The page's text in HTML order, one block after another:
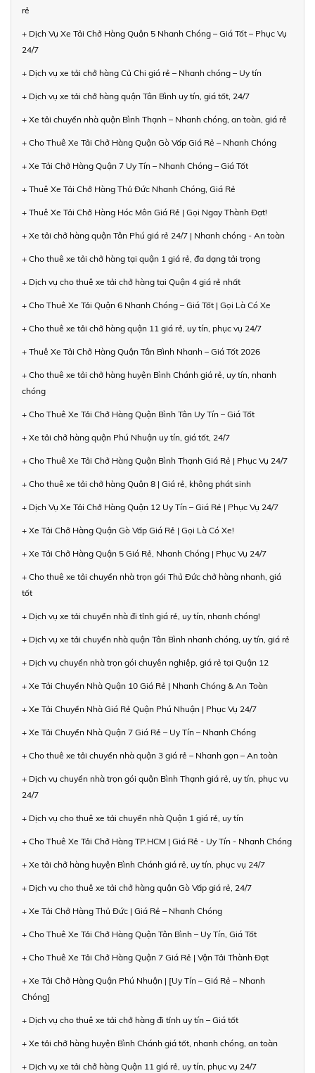
rẻ
+ Dịch Vụ Xe Tải Chở Hàng Quận 5 Nhanh Chóng – Giá Tốt – Phục Vụ
24/7
+ Dịch vụ xe tải chở hàng Củ Chi giá rẻ – Nhanh chóng – Uy tín
+ Dịch vụ xe tải chở hàng quận Tân Bình uy tín, giá tốt, 24/7
+ Xe tải chuyển nhà quận Bình Thạnh – Nhanh chóng, an toàn, giá rẻ
+ Cho Thuê Xe Tải Chở Hàng Quận Gò Vấp Giá Rẻ – Nhanh Chóng
+ Xe Tải Chở Hàng Quận 7 Uy Tín – Nhanh Chóng – Giá Tốt
+ Thuê Xe Tải Chở Hàng Thủ Đức Nhanh Chóng, Giá Rẻ
+ Thuê Xe Tải Chở Hàng Hóc Môn Giá Rẻ | Gọi Ngay Thành Đạt!
+ Xe tải chở hàng quận Tân Phú giá rẻ 24/7 | Nhanh chóng - An toàn
+ Cho thuê xe tải chở hàng tại quận 1 giá rẻ, đa dạng tải trọng
+ Dịch vụ cho thuê xe tải chở hàng tại Quận 4 giá rẻ nhất
+ Cho Thuê Xe Tải Quận 6 Nhanh Chóng – Giá Tốt | Gọi Là Có Xe
+ Cho thuê xe tải chở hàng quận 11 giá rẻ, uy tín, phục vụ 24/7
+ Thuê Xe Tải Chở Hàng Quận Tân Bình Nhanh – Giá Tốt 2026
+ Cho thuê xe tải chở hàng huyện Bình Chánh giá rẻ, uy tín, nhanh
chóng
+ Cho Thuê Xe Tải Chở Hàng Quận Bình Tân Uy Tín – Giá Tốt
+ Xe tải chở hàng quận Phú Nhuận uy tín, giá tốt, 24/7
+ Cho Thuê Xe Tải Chở Hàng Quận Bình Thạnh Giá Rẻ | Phục Vụ 24/7
+ Cho thuê xe tải chở hàng Quận 8 | Giá rẻ, không phát sinh
+ Dịch Vụ Xe Tải Chở Hàng Quận 12 Uy Tín – Giá Rẻ | Phục Vụ 24/7
+ Xe Tải Chở Hàng Quận Gò Vấp Giá Rẻ | Gọi Là Có Xe!
+ Xe Tải Chở Hàng Quận 5 Giá Rẻ, Nhanh Chóng | Phục Vụ 24/7
+ Cho thuê xe tải chuyển nhà trọn gói Thủ Đức chở hàng nhanh, giá
tốt
+ Dịch vụ xe tải chuyển nhà đi tỉnh giá rẻ, uy tín, nhanh chóng!
+ Dịch vụ xe tải chuyển nhà quận Tân Bình nhanh chóng, uy tín, giá rẻ
+ Dịch vụ chuyển nhà trọn gói chuyên nghiệp, giá rẻ tại Quận 12
+ Xe Tải Chuyển Nhà Quận 10 Giá Rẻ | Nhanh Chóng & An Toàn
+ Xe Tải Chuyển Nhà Giá Rẻ Quận Phú Nhuận | Phục Vụ 24/7
+ Xe Tải Chuyển Nhà Quận 7 Giá Rẻ – Uy Tín – Nhanh Chóng
+ Cho thuê xe tải chuyển nhà quận 3 giá rẻ – Nhanh gọn – An toàn
+ Dịch vụ chuyển nhà trọn gói quận Bình Thạnh giá rẻ, uy tín, phục vụ
24/7
+ Dịch vụ cho thuê xe tải chuyển nhà Quận 1 giá rẻ, uy tín
+ Cho Thuê Xe Tải Chở Hàng TP.HCM | Giá Rẻ - Uy Tín - Nhanh Chóng
+ Xe tải chở hàng huyện Bình Chánh giá rẻ, uy tín, phục vụ 24/7
+ Dịch vụ cho thuê xe tải chở hàng quận Gò Vấp giá rẻ, 24/7
+ Xe Tải Chở Hàng Thủ Đức | Giá Rẻ – Nhanh Chóng
+ Cho Thuê Xe Tải Chở Hàng Quận Tân Bình – Uy Tín, Giá Tốt
+ Cho Thuê Xe Tải Chở Hàng Quận 7 Giá Rẻ | Vận Tải Thành Đạt
+ Xe Tải Chở Hàng Quận Phú Nhuận | [Uy Tín – Giá Rẻ – Nhanh
Chóng]
+ Dịch vụ cho thuê xe tải chở hàng đi tỉnh uy tín – Giá tốt
+ Xe tải chở hàng huyện Bình Chánh giá tốt, nhanh chóng, an toàn
+ Dịch vụ xe tải chở hàng Quận 11 giá rẻ, uy tín, phục vụ 24/7